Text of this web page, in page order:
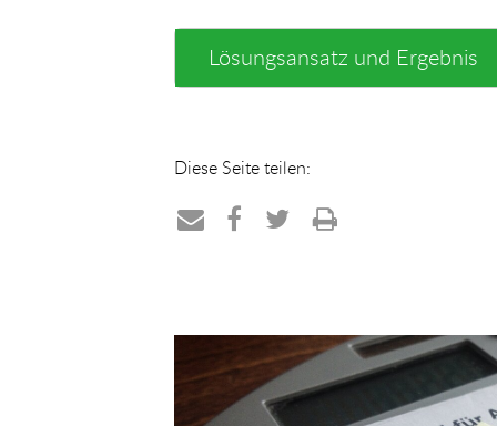
Lösungsansatz und Ergebnis
Diese Seite teilen:
E-
Mail
Facebook
Twitter